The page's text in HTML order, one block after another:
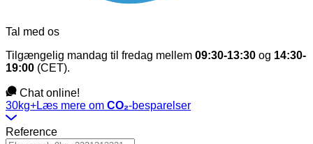
Tal med os
Tilgængelig mandag til fredag mellem 09:30-13:30 og 14:30-
19:00 (CET).
Chat online!
30kg+Læs mere om CO₂-besparelser
Reference